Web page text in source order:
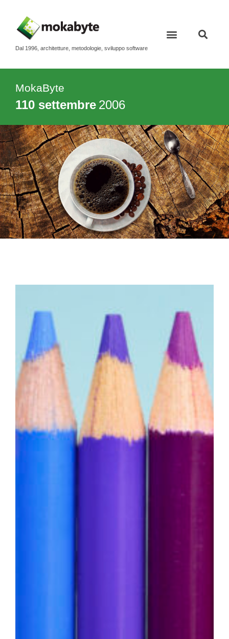
Dal 1996, architetture, metodologie, sviluppo software
MokaByte
110 settembre 2006